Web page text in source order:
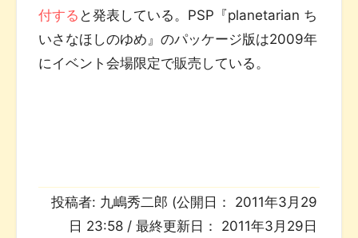
付する と発表している。PSP『planetarian ち
いさなほしのゆめ』のパッケージ版は2009年
にイベント会場限定で販売している。
投稿者: 九嶋秀二郎 (公開日： 2011年3月29
日 23:58 / 最終更新日： 2011年3月29日